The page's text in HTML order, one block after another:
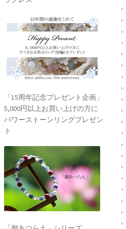
「15周年記念プレゼント企画」
5,000円以上お買い上げの方に
パワーストーンリングプレゼン
ト